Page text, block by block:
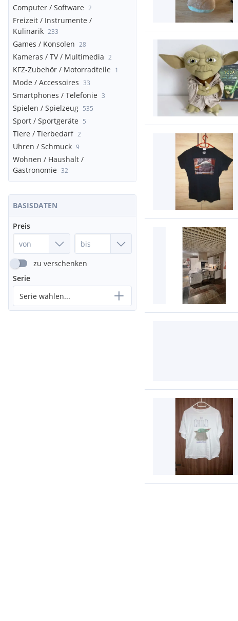
Computer / Software 2
Freizeit / Instrumente /
Kulinarik 233
Games / Konsolen 28
Kameras / TV / Multimedia 2
KFZ-Zubehör / Motorradteile 1
Mode / Accessoires 33
Smartphones / Telefonie 3
Spielen / Spielzeug 535
Sport / Sportgeräte 5
Tiere / Tierbedarf 2
Uhren / Schmuck 9
Wohnen / Haushalt /
Gastronomie 32
BASISDATEN
Preis
zu verschenken
Serie
Serie wählen...